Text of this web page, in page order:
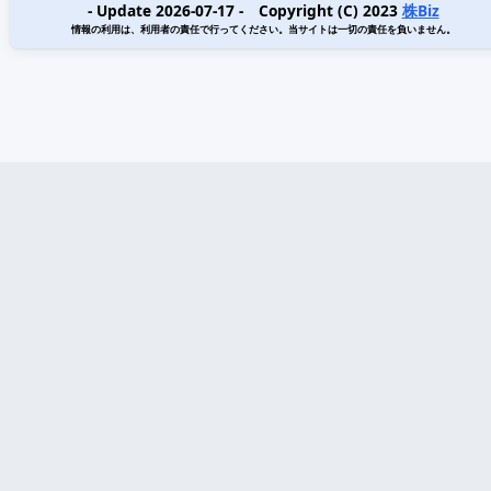
- Update 2026-07-17 - Copyright (C) 2023 株Biz
情報の利用は、利用者の責任で行ってください。当サイトは一切の責任を負いません。